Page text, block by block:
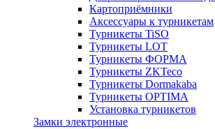
Картоприёмники
Аксессуары к турникетам
Турникеты TiSO
Турникеты LOT
Турникеты ФОРМА
Турникеты ZKTeco
Турникеты Dormakaba
Турникеты OPTIMA
Установка турникетов
Замки электронные